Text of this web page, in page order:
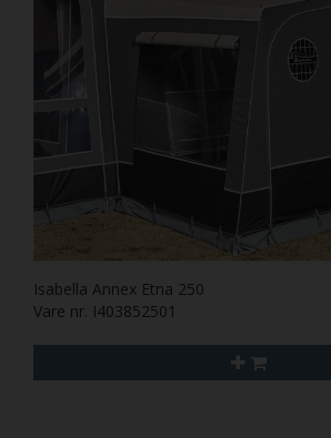
Isabella Annex Etna 250
Vare nr. I403852501